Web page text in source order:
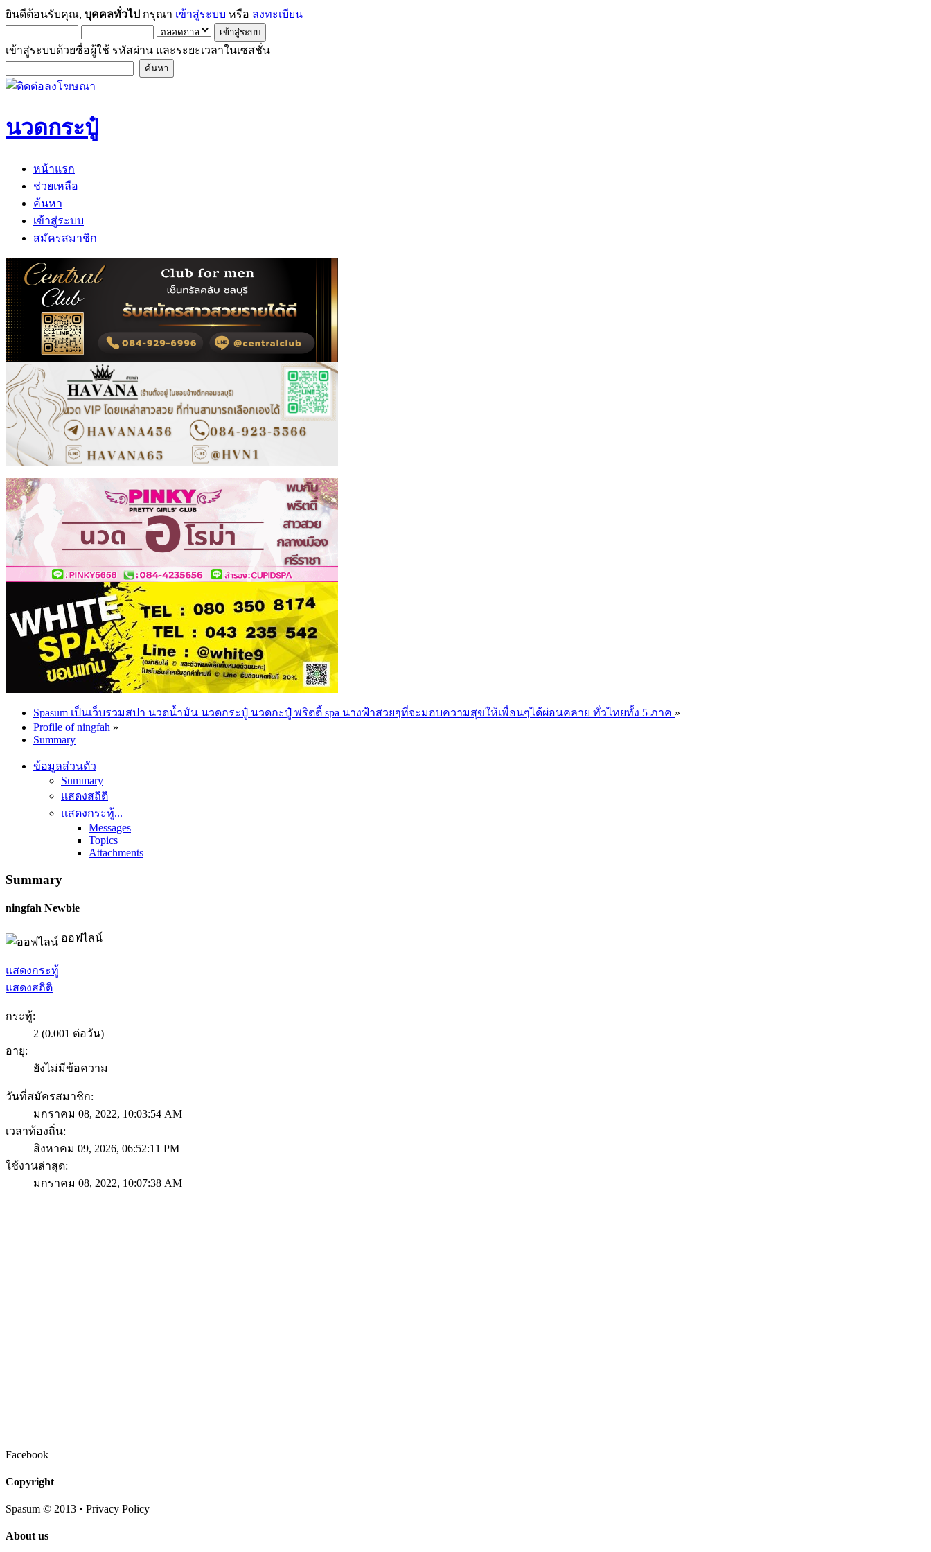
ยินดีต้อนรับคุณ, บุคคลทั่วไป กรุณา เข้าสู่ระบบ หรือ ลงทะเบียน
เข้าสู่ระบบด้วยชื่อผู้ใช้ รหัสผ่าน และระยะเวลาในเซสชั่น
นวดกระปู๋
หน้าแรก
ช่วยเหลือ
ค้นหา
เข้าสู่ระบบ
สมัครสมาชิก
Spasum เป็นเว็บรวมสปา นวดน้ำมัน นวดกระปู๋ นวดกะปู๋ พริตตี้ spa นางฟ้าสวยๆที่จะมอบความสุขให้เพื่อนๆได้ผ่อนคลาย ทั่วไทยทั้ง 5 ภาค »
Profile of ningfah »
Summary
ข้อมูลส่วนตัว
Summary
แสดงสถิติ
แสดงกระทู้...
Messages
Topics
Attachments
Summary
ningfah Newbie
ออฟไลน์
แสดงกระทู้
แสดงสถิติ
กระทู้:
2 (0.001 ต่อวัน)
อายุ:
ยังไม่มีข้อความ
วันที่สมัครสมาชิก:
มกราคม 08, 2022, 10:03:54 AM
เวลาท้องถิ่น:
สิงหาคม 09, 2026, 06:52:11 PM
ใช้งานล่าสุด:
มกราคม 08, 2022, 10:07:38 AM
Facebook
Copyright
Spasum © 2013 • Privacy Policy
About us